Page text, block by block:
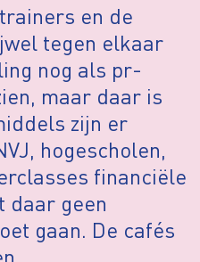
en de
tegen elkaar
nog als pr-
maar daar is
zijn er
hogescholen,
financiële
daar geen
gaan. De cafés